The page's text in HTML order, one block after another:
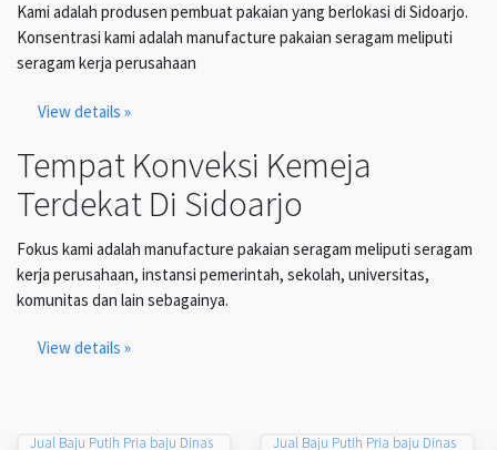
Kami adalah produsen pembuat pakaian yang berlokasi di Sidoarjo.
Konsentrasi kami adalah manufacture pakaian seragam meliputi
seragam kerja perusahaan
View details »
Tempat Konveksi Kemeja
Terdekat Di Sidoarjo
Fokus kami adalah manufacture pakaian seragam meliputi seragam
kerja perusahaan, instansi pemerintah, sekolah, universitas,
komunitas dan lain sebagainya.
View details »
Jual Baju Putih Pria baju Dinas
Jual Baju Putih Pria baju Dinas